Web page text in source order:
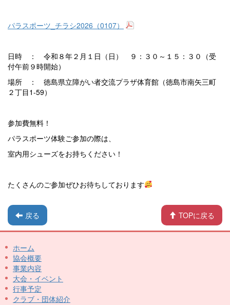
パラスポーツ_チラシ2026（0107）
日時 ： 令和８年２月１日（日） ９：３０～１５：３０（受
付午前９時開始）
場所 ： 徳島県立障がい者交流プラザ体育館（徳島市南矢三町
２丁目1-59）
参加費無料！
パラスポーツ体験ご参加の際は、
室内用シューズをお持ちください！
たくさんのご参加ぜひお待ちしております
戻る TOPに戻る
ホーム
協会概要
事業内容
大会・イベント
行事予定
クラブ・団体紹介